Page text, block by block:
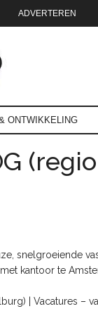
ADVERTEREN
ONTWIKKELING
snelgroeiende
kantoor te
| Vacatures –